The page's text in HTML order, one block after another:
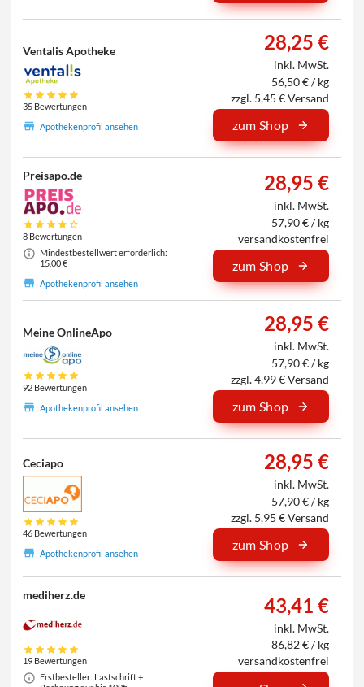
Ventalis Apotheke
35 Bewertungen
Apothekenprofil ansehen
28,25 €
inkl. MwSt.
56,50 € / kg
zzgl. 5,45 € Versand
zum Shop
Preisapo.de
8 Bewertungen
Mindestbestellwert erforderlich:
15,00 €
Apothekenprofil ansehen
28,95 €
inkl. MwSt.
57,90 € / kg
versandkostenfrei
zum Shop
Meine OnlineApo
92 Bewertungen
Apothekenprofil ansehen
28,95 €
inkl. MwSt.
57,90 € / kg
zzgl. 4,99 € Versand
zum Shop
Ceciapo
46 Bewertungen
Apothekenprofil ansehen
28,95 €
inkl. MwSt.
57,90 € / kg
zzgl. 5,95 € Versand
zum Shop
mediherz.de
19 Bewertungen
Erstbesteller: Lastschrift +
43,41 €
inkl. MwSt.
86,82 € / kg
versandkostenfrei